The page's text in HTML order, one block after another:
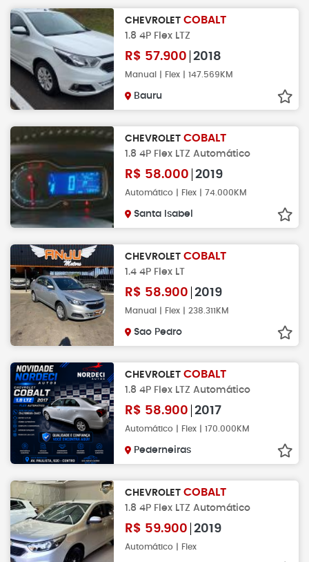
CHEVROLET COBALT
1.8 4P Flex LTZ
R$ 57.900 2018
Manual | Flex | 147.569KM
Bauru
CHEVROLET COBALT
1.8 4P Flex LTZ Automático
R$ 58.000 2019
Automático | Flex | 74.000KM
Santa Isabel
CHEVROLET COBALT
1.4 4P Flex LT
R$ 58.900 2019
Manual | Flex | 238.311KM
Sao Pedro
CHEVROLET COBALT
1.8 4P Flex LTZ Automático
R$ 58.900 2017
Automático | Flex | 170.000KM
Pederneiras
CHEVROLET COBALT
1.8 4P Flex LTZ Automático
R$ 59.900 2019
Automático | Flex